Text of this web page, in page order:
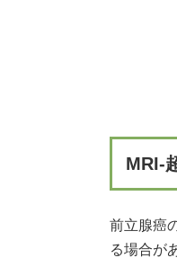
MRI-
前立腺癌
る場合が